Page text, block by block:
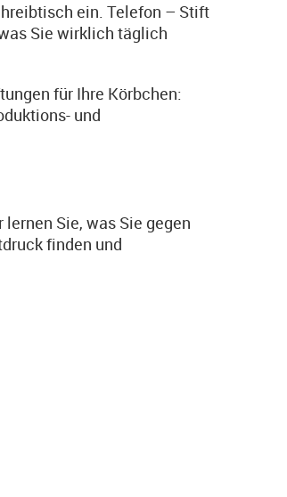
ein. Telefon – Stift
Sie wirklich täglich
für Ihre Körbchen:
und
Sie, was Sie gegen
finden und